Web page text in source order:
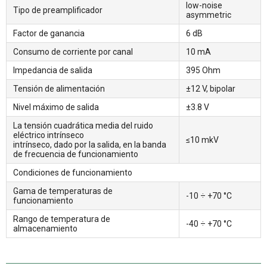
Tipo de preamplificador
low-noise
asymmetric
Factor de ganancia
6 dB
Consumo de corriente por canal
10 mА
Impedancia de salida
395 Ohm
Tensión de alimentación
±12 V, bipolar
Nivel máximo de salida
±3.8 V
La tensión cuadrática media del ruido
eléctrico intrínseco
intrínseco, dado por la salida, en la banda
de frecuencia de funcionamiento
≤10 mkV
Condiciones de funcionamiento
Gama de temperaturas de
funcionamiento
-10 ÷ +70 °С
Rango de temperatura de
almacenamiento
-40 ÷ +70 °С